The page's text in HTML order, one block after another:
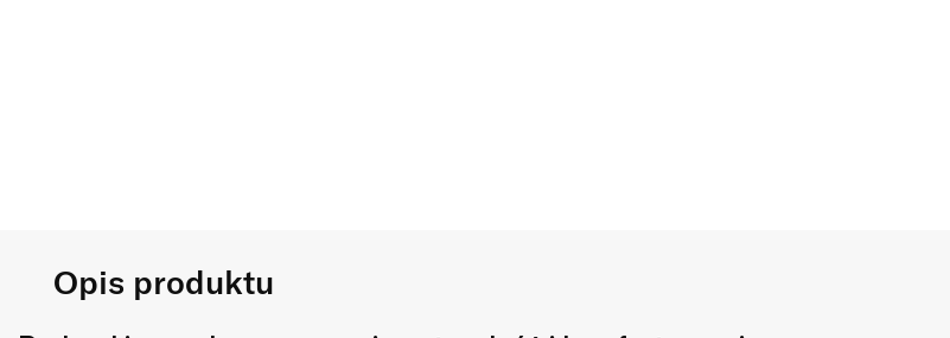
Opis produktu